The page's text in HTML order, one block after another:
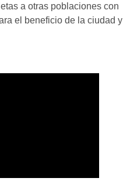
a otras poblaciones con
el beneficio de la ciudad y